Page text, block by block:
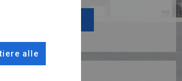
alle